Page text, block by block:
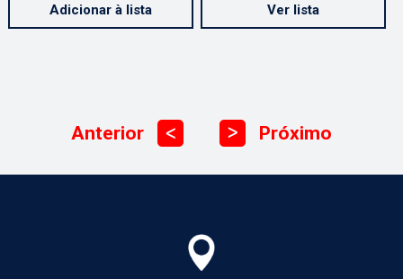
Adicionar à lista Ver lista
Anterior ᐳ ᐳ Próximo